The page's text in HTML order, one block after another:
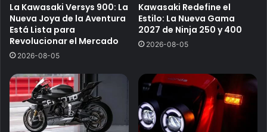
La Kawasaki Versys 900: La
Nueva Joya de la Aventura
Está Lista para
Revolucionar el Mercado
2026-08-05
Kawasaki Redefine el
Estilo: La Nueva Gama
2027 de Ninja 250 y 400
2026-08-05